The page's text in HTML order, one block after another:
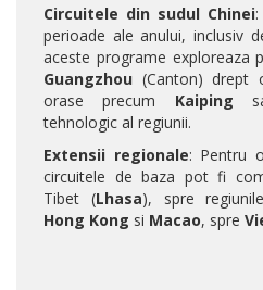
Circuitele din sudul Chinei:
perioade ale anului, inclusiv
aceste programe exploreaza
Guangzhou (Canton) drept
orase precum Kaiping
tehnologic al regiunii.
Extensii regionale: Pentru
circuitele de baza pot fi
Tibet (Lhasa), spre
Hong Kong si Macao, spre